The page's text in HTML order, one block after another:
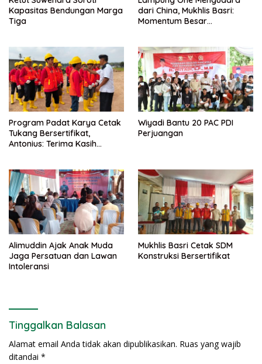
Kapasitas Bendungan Marga
Tiga
dari China, Mukhlis Basri:
Momentum Besar
Program Padat Karya Cetak
Tukang Bersertifikat,
Antonius: Terima Kasih
Wiyadi Bantu 20 PAC PDI
Perjuangan
Alimuddin Ajak Anak Muda
Jaga Persatuan dan Lawan
Intoleransi
Mukhlis Basri Cetak SDM
Konstruksi Bersertifikat
Tinggalkan Balasan
Alamat email Anda tidak akan dipublikasikan. Ruas yang wajib
ditandai *